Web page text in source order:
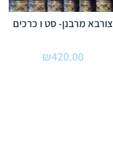
צורבא מרבנן- סט ו כרכים
₪420.00